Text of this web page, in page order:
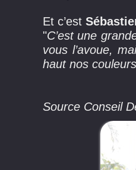
Et c’est
"C’est une
vous l’avoue,
haut nos
Source Conseil